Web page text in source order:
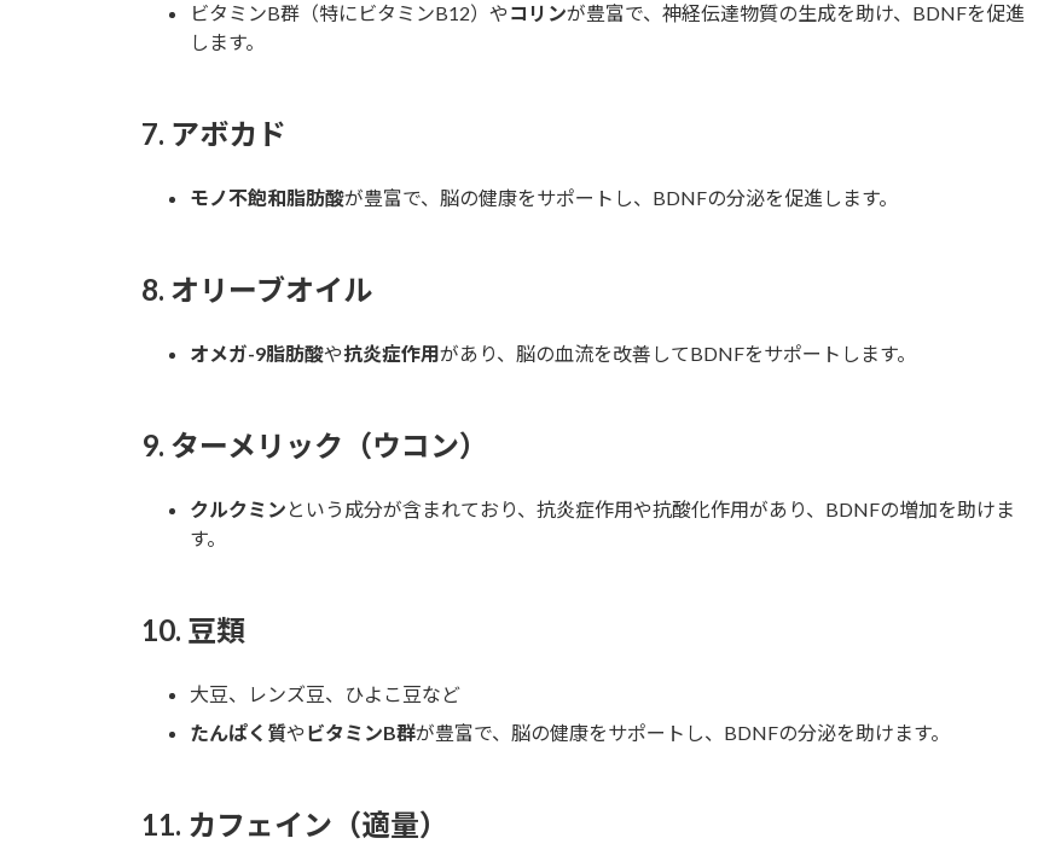
ビタミンB群（特にビタミンB12）や コリンが豊富で、神経伝達物質の生成を助け、BDNFを促進
します。
7. アボカド
モノ不飽和脂肪酸が豊富で、脳の健康をサポートし、BDNFの分泌を促進します。
8. オリーブオイル
オメガ-9脂肪酸や抗炎症作用があり、脳の血流を改善してBDNFをサポートします。
9. ターメリック（ウコン）
クルクミン という成分が含まれており、抗炎症作用や抗酸化作用があり、BDNFの増加を助けま
す。
10. 豆類
大豆、レンズ豆、ひよこ豆など
たんぱく質や ビタミンB群が豊富で、脳の健康をサポートし、BDNFの分泌を助けます。
11. カフェイン（適量）